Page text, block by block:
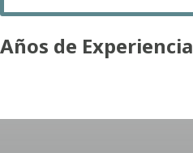
Años de Experiencia